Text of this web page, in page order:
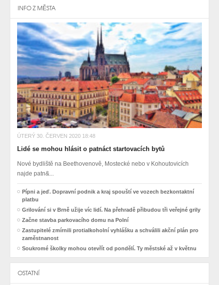
INFO Z MĚSTA
ÚTERÝ 30. ČERVEN 2020 18:48
Lidé se mohou hlásit o patnáct startovacích bytů
Nové bydliště na Beethovenově, Mostecké nebo v Kohoutovicích
najde patn&...
Pípni a jeď. Dopravní podnik a kraj spouští ve vozech bezkontaktní
platbu
Grilování si v Brně užije víc lidí. Na přehradě přibudou tři veřejné grily
Začne stavba parkovacího domu na Polní
Zastupitelé zmírnili protialkoholní vyhlášku a schválili akční plán pro
zaměstnanost
Soukromé školky mohou otevřít od pondělí. Ty městské až v květnu
OSTATNÍ